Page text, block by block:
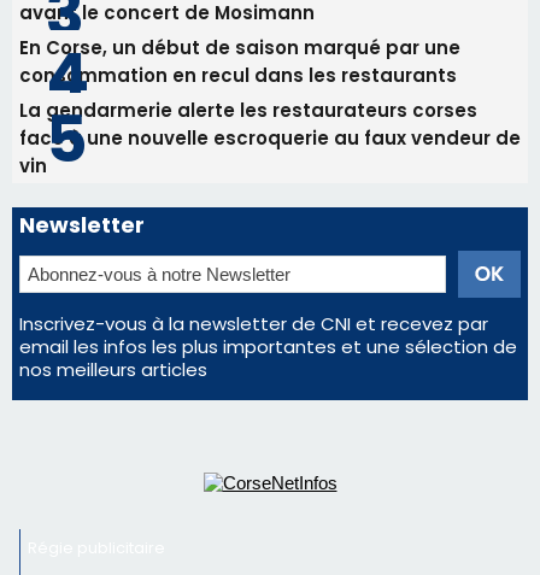
avant le concert de Mosimann
En Corse, un début de saison marqué par une
consommation en recul dans les restaurants
La gendarmerie alerte les restaurateurs corses
face à une nouvelle escroquerie au faux vendeur de
vin
Newsletter
Inscrivez-vous à la newsletter de CNI et recevez par
email les infos les plus importantes et une sélection de
nos meilleurs articles